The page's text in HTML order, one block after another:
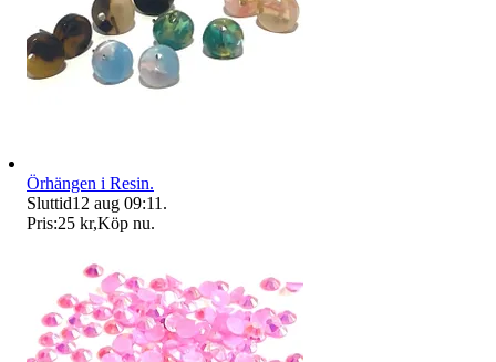
Örhängen i Resin.
Sluttid12 aug 09:11 .
Pris:25 kr,Köp nu.